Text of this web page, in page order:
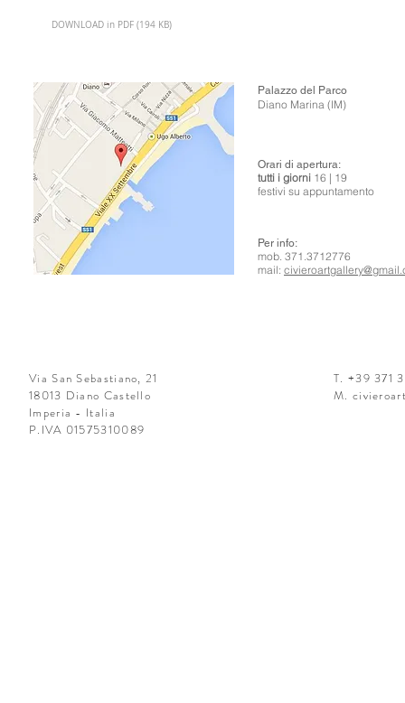
DOWNLOAD in PDF (194 KB)
Palazzo del Parco
Diano Marina (IM)
Orari di apertura:
tutti i giorni 16 | 19
festivi su appuntamento
Per info:
mob. 371.3712776
mail:
Via San Sebastiano, 21
18013 Diano Castello
Imperia - Italia
P.IVA 01575310089
T. +39 371
M.